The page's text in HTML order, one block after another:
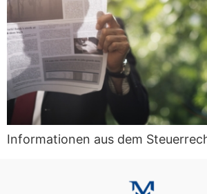
Informationen aus dem